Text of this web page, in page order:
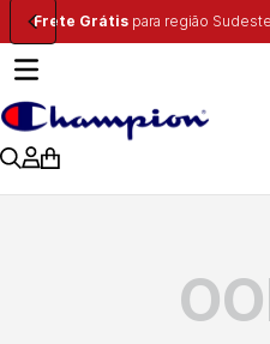
Frete Grátispara região